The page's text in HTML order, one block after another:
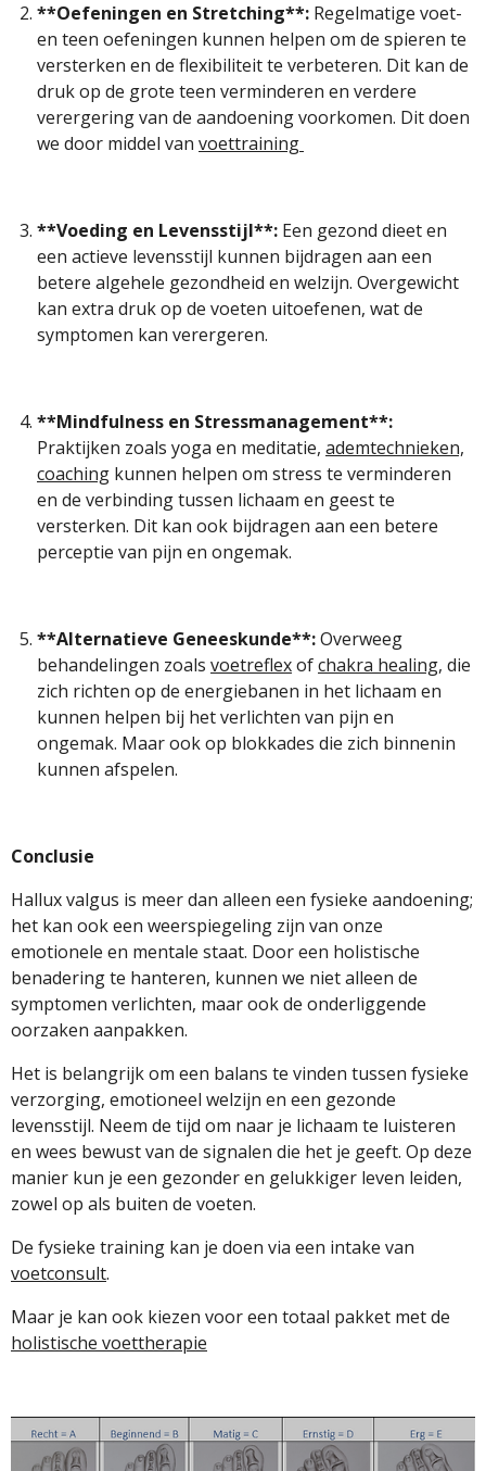
**Oefeningen en Stretching**: Regelmatige voet-
en teen oefeningen kunnen helpen om de spieren te
versterken en de flexibiliteit te verbeteren. Dit kan de
druk op de grote teen verminderen en verdere
verergering van de aandoening voorkomen. Dit doen
we door middel van voettraining
**Voeding en Levensstijl**: Een gezond dieet en
een actieve levensstijl kunnen bijdragen aan een
betere algehele gezondheid en welzijn. Overgewicht
kan extra druk op de voeten uitoefenen, wat de
symptomen kan verergeren.
**Mindfulness en Stressmanagement**:
Praktijken zoals yoga en meditatie, ademtechnieken,
coaching kunnen helpen om stress te verminderen
en de verbinding tussen lichaam en geest te
versterken. Dit kan ook bijdragen aan een betere
perceptie van pijn en ongemak.
**Alternatieve Geneeskunde**:Overweeg
behandelingen zoals voetreflexofchakra healing, die
zich richten op de energiebanen in het lichaam en
kunnen helpen bij het verlichten van pijn en
ongemak. Maar ook op blokkades die zich binnenin
kunnen afspelen.
Conclusie
Hallux valgus is meer dan alleen een fysieke aandoening;
het kan ook een weerspiegeling zijn van onze
emotionele en mentale staat. Door een holistische
benadering te hanteren, kunnen we niet alleen de
symptomen verlichten, maar ook de onderliggende
oorzaken aanpakken.
Het is belangrijk om een balans te vinden tussen fysieke
verzorging, emotioneel welzijn en een gezonde
levensstijl. Neem de tijd om naar je lichaam te luisteren
en wees bewust van de signalen die het je geeft. Op deze
manier kun je een gezonder en gelukkiger leven leiden,
zowel op als buiten de voeten.
De fysieke training kan je doen via een intake van
voetconsult.
Maar je kan ook kiezen voor een totaal pakket met de
holistische voettherapie